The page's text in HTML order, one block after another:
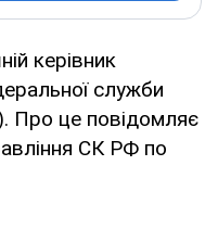
керівник
служби
Про це повідомляє
СК РФ по